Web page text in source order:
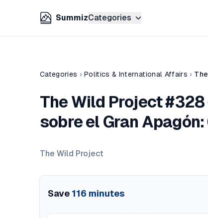
SummizCategories
Categories › Politics & International Affairs ›
The Wild Project #328
sobre el Gran
The Wild Project
Save 116 minutes